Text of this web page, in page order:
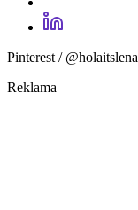
Pinterest / @holaitslena
Reklama